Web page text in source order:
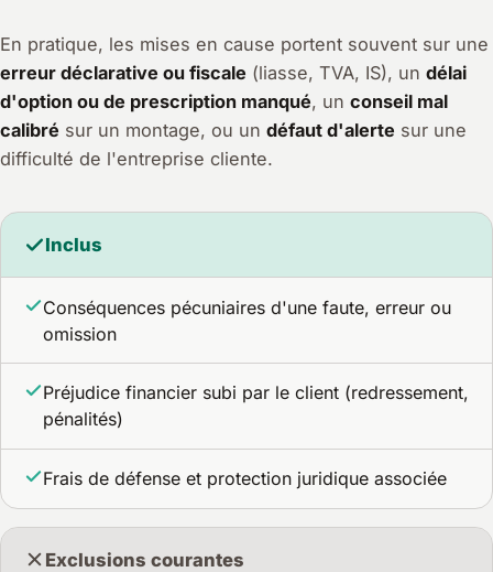
En pratique, les mises en cause portent souvent sur une
erreur déclarative ou fiscale (liasse, TVA, IS), un délai
d'option ou de prescription manqué, un conseil mal
calibré sur un montage, ou un défaut d'alerte sur une
difficulté de l'entreprise cliente.
Inclus
Conséquences pécuniaires d'une faute, erreur ou
omission
Préjudice financier subi par le client (redressement,
pénalités)
Frais de défense et protection juridique associée
Exclusions courantes